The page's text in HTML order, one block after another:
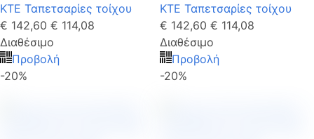
KTE Ταπετσαρίες τοίχου
€ 142,60 € 114,08
Διαθέσιμο
Προβολή
-20%
KTE Ταπετσαρίες τοίχου
€ 142,60 € 114,08
Διαθέσιμο
Προβολή
-20%